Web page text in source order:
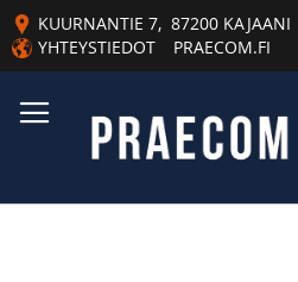
Skip
to
Content
KUURNANTIE 7, 87200 KAJAANI
YHTEYSTIEDOT
PRAECOM.FI